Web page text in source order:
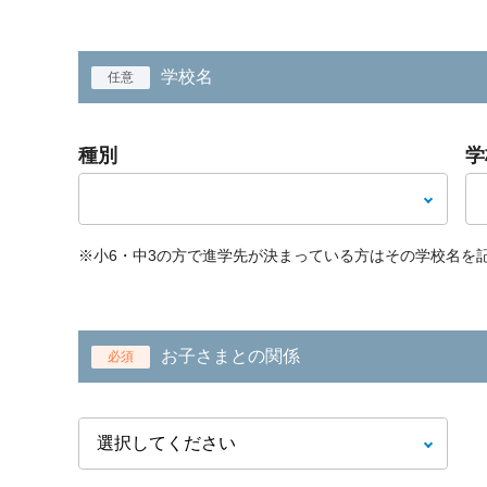
任意 学校名
種別
※小6・中3の方で進学先が決まっている方はその学校名を
必須 お子さまとの関係